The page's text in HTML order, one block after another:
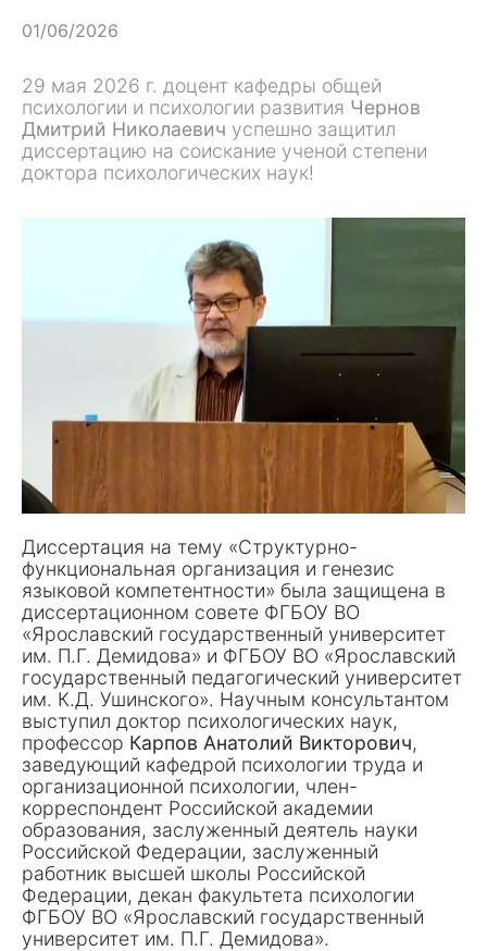
01/06/2026
29 мая 2026 г. доцент кафедры общей
психологии и психологии развития Чернов
Дмитрий Николаевич успешно защитил
диссертацию на соискание ученой степени
доктора психологических наук!
Диссертация на тему «Структурно-
функциональная организация и генезис
языковой компетентности» была защищена в
диссертационном совете ФГБОУ ВО
«Ярославский государственный университет
им. П.Г. Демидова» и ФГБОУ ВО «Ярославский
государственный педагогический университет
им. К.Д. Ушинского». Научным консультантом
выступил доктор психологических наук,
профессор Карпов Анатолий Викторович,
заведующий кафедрой психологии труда и
организационной психологии, член-
корреспондент Российской академии
образования, заслуженный деятель науки
Российской Федерации, заслуженный
работник высшей школы Российской
Федерации, декан факультета психологии
ФГБОУ ВО «Ярославский государственный
университет им. П.Г. Демидова».